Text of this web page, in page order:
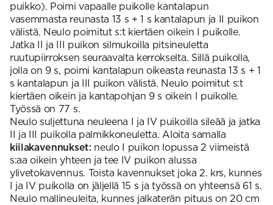
puikko). Poimi vapaalle puikolle kantalapun
vasemmasta reunasta 13 s + 1 s kantalapun ja II puikon
välistä. Neulo poimitut s:t kiertäen oikein I puikolle.
Jatka II ja III puikon silmukoilla pitsineuletta
ruutupiirroksen seuraavalta kerrokselta. Sillä puikolla,
jolla on 9 s, poimi kantalapun oikeasta reunasta 13 s + 1
s kantalapun ja III puikon välistä. Neulo poimitut s:t
kiertäen oikein ja kantapohjan 9 s oikein I puikolle.
Työssä on 77 s.
Neulo suljettuna neuleena I ja IV puikoilla sileää ja jatka
II ja III puikolla palmikkoneuletta. Aloita samalla
kiilakavennukset:neulo I puikon lopussa 2 viimeistä
s:aa oikein yhteen ja tee IV puikon alussa
ylivetokavennus. Toista kavennukset joka 2. krs, kunnes
I ja IV puikolla on jäljellä 15 s ja työssä on yhteensä 61 s.
Neulo mallineuleita, kunnes jalkaterän pituus on 20 cm